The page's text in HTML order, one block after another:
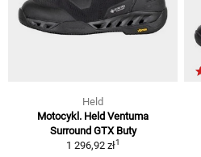
Held
Motocykl. Held Ventuma
Surround GTX Buty
1 296,92 zł1